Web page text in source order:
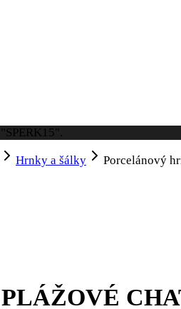
Hrnky a šálky
Porcelánový